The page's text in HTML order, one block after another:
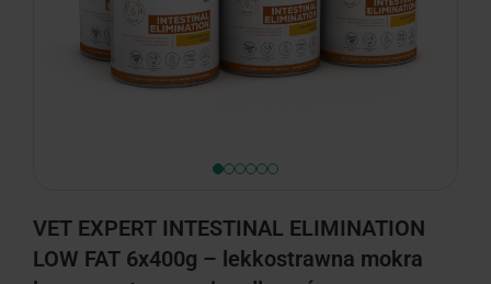
VET EXPERT INTESTINAL ELIMINATION
LOW FAT 6x400g – lekkostrawna mokra